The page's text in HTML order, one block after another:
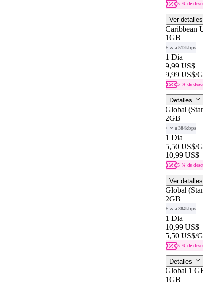
5 % de
Ver detalles
Caribbean
1GB
+ ∞ a 512kbps
1 Dia
9,99 US$
9,99 US$/
5 % de
Detalles
Global
2GB
+ ∞ a 384kbps
1 Dia
5,50 US$/
10,99 US$
5 % de
Ver detalles
Global
2GB
+ ∞ a 384kbps
1 Dia
10,99 US$
5,50 US$/
5 % de
Detalles
Global 1
1GB